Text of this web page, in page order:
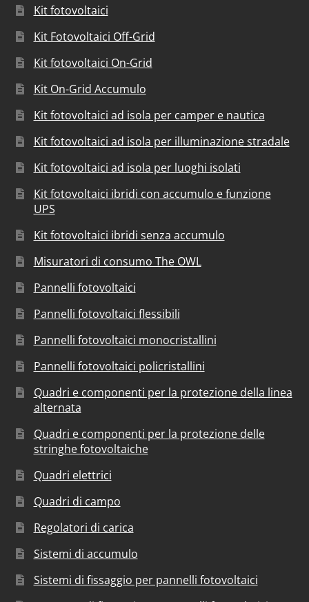
Kit fotovoltaici
Kit Fotovoltaici Off-Grid
Kit fotovoltaici On-Grid
Kit On-Grid Accumulo
Kit fotovoltaici ad isola per camper e nautica
Kit fotovoltaici ad isola per illuminazione stradale
Kit fotovoltaici ad isola per luoghi isolati
Kit fotovoltaici ibridi con accumulo e funzione
UPS
Kit fotovoltaici ibridi senza accumulo
Misuratori di consumo The OWL
Pannelli fotovoltaici
Pannelli fotovoltaici flessibili
Pannelli fotovoltaici monocristallini
Pannelli fotovoltaici policristallini
Quadri e componenti per la protezione della linea
alternata
Quadri e componenti per la protezione delle
stringhe fotovoltaiche
Quadri elettrici
Quadri di campo
Regolatori di carica
Sistemi di accumulo
Sistemi di fissaggio per pannelli fotovoltaici